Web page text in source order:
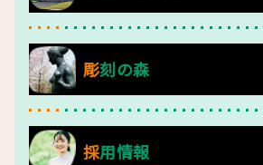
彫刻の森
採用情報